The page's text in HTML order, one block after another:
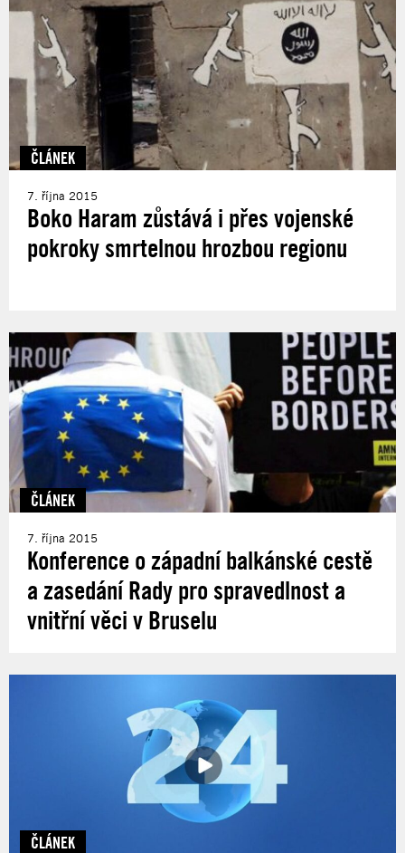
ČLÁNEK
7. října 2015
Boko Haram zůstává i přes vojenské
pokroky smrtelnou hrozbou regionu
ČLÁNEK
7. října 2015
Konference o západní balkánské cestě
a zasedání Rady pro spravedlnost a
vnitřní věci v Bruselu
ČLÁNEK